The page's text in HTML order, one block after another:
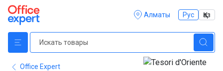
Алматы Рус Қаз
Office Expert